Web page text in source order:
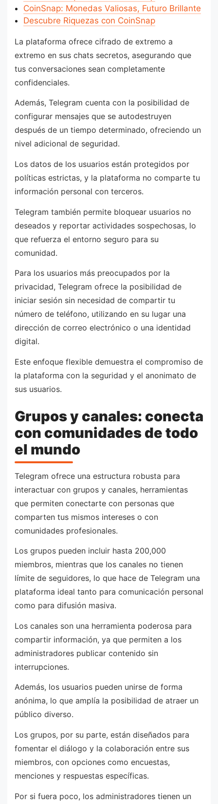
CoinSnap: Monedas Valiosas, Futuro Brillante
Descubre Riquezas con CoinSnap
La plataforma ofrece cifrado de extremo a
extremo en sus chats secretos, asegurando que
tus conversaciones sean completamente
confidenciales.
Además, Telegram cuenta con la posibilidad de
configurar mensajes que se autodestruyen
después de un tiempo determinado, ofreciendo un
nivel adicional de seguridad.
Los datos de los usuarios están protegidos por
políticas estrictas, y la plataforma no comparte tu
información personal con terceros.
Telegram también permite bloquear usuarios no
deseados y reportar actividades sospechosas, lo
que refuerza el entorno seguro para su
comunidad.
Para los usuarios más preocupados por la
privacidad, Telegram ofrece la posibilidad de
iniciar sesión sin necesidad de compartir tu
número de teléfono, utilizando en su lugar una
dirección de correo electrónico o una identidad
digital.
Este enfoque flexible demuestra el compromiso de
la plataforma con la seguridad y el anonimato de
sus usuarios.
Grupos y canales: conecta
con comunidades de todo
el mundo
Telegram ofrece una estructura robusta para
interactuar con grupos y canales, herramientas
que permiten conectarte con personas que
comparten tus mismos intereses o con
comunidades profesionales.
Los grupos pueden incluir hasta 200,000
miembros, mientras que los canales no tienen
límite de seguidores, lo que hace de Telegram una
plataforma ideal tanto para comunicación personal
como para difusión masiva.
Los canales son una herramienta poderosa para
compartir información, ya que permiten a los
administradores publicar contenido sin
interrupciones.
Además, los usuarios pueden unirse de forma
anónima, lo que amplía la posibilidad de atraer un
público diverso.
Los grupos, por su parte, están diseñados para
fomentar el diálogo y la colaboración entre sus
miembros, con opciones como encuestas,
menciones y respuestas específicas.
Por si fuera poco, los administradores tienen un